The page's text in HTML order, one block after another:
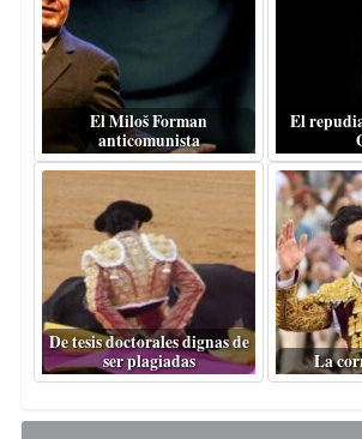
El Miloš Forman
anticomunista
El
De tesis doctorales dignas de
ser plagiadas
La